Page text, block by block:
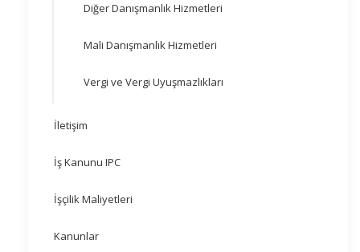
Diğer Danışmanlık Hizmetleri
Mali Danışmanlık Hizmetleri
Vergi ve Vergi Uyuşmazlıkları
İletişim
İş Kanunu IPC
İşçilik Maliyetleri
Kanunlar